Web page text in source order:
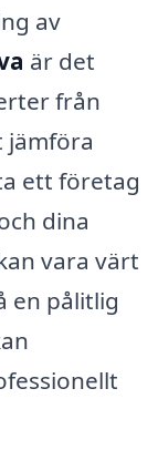
av
är det
från
jämföra
ett företag
dina
vara värt
en pålitlig